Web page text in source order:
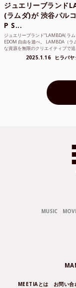
ジュエリーブランド
(ラムダ)が 渋谷パル
P S...
ジュエリーブランド“LAMBDA( ラム
EDOM 自由を遊べ。 LAMBDA（ラ
な資源を無限のクリエイティブで追
2025.1.16 ヒラバ
MUSIC
MEETIAとは お問い合